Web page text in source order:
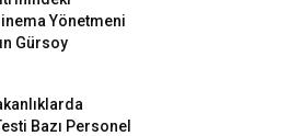
Yönetmeni
Gürsoy
Bazı Personel